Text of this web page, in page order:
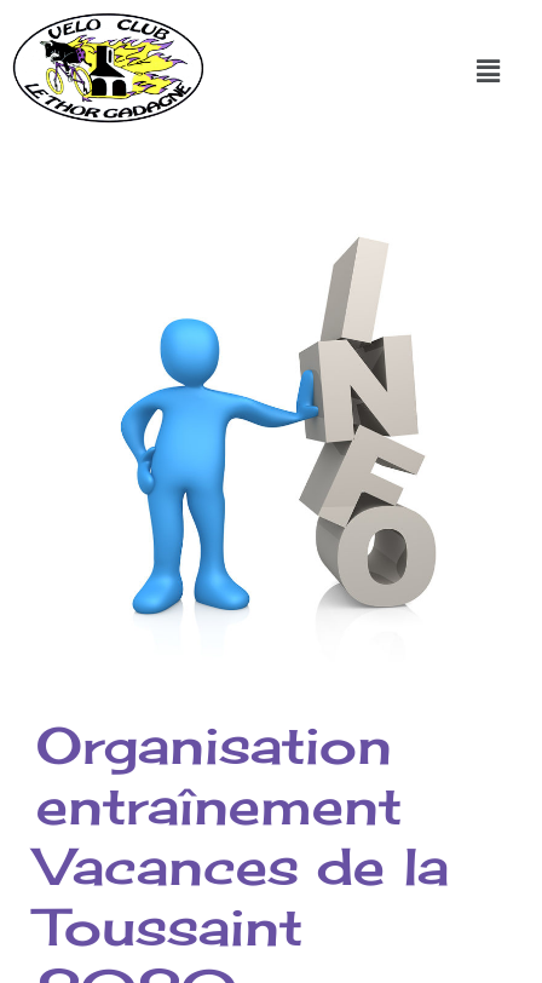
Organisation
entraînement
Vacances de la
Toussaint